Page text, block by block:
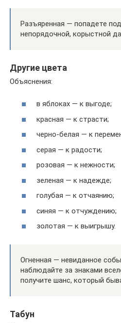
Разъяренная — попадете
непорядочной, корыстной
Другие цвета
Объяснения:
в яблоках — к выгоде;
красная — к страсти;
черно-белая — к
серая — к радости;
розовая — к нежности;
зеленая — к надежде;
голубая — к отчаянию;
синяя — к отчуждению;
золотая — к выигрышу.
Огненная — невиданное
наблюдайте за знаками
получите шанс, который
Табун